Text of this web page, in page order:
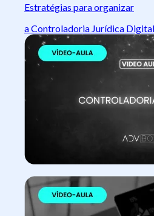
Estratégias para organizar
a Controladoria Jurídica Digital